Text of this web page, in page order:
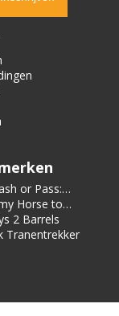
or Pass:
Horse to
2 Barrels
Tranentrekker